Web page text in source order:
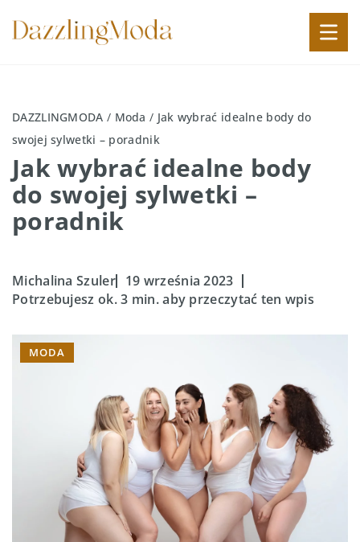
DAZZLINGMODA / Moda / Jak wybrać idealne body do
swojej sylwetki – poradnik
Jak wybrać idealne body
do swojej sylwetki –
poradnik
Michalina Szuler 19 września 2023
Potrzebujesz ok. 3 min. aby przeczytać ten wpis
MODA